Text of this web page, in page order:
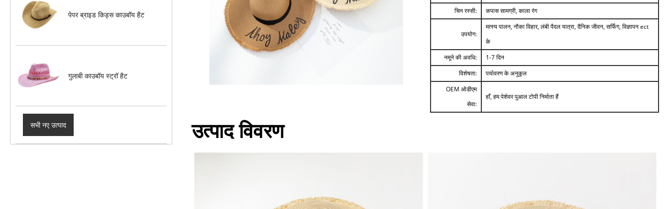
पेपर ब्राइड किड्स काउबॉय हैट
गुलाबी काउबॉय स्ट्रॉ हैट
सभी नए उत्पाद
चिन रस्सी:
कपास सामग्री, काला रंग
उपयोग:
मत्स्य पालन, नौका विहार, लंबी पैदल यात्रा, दैनिक जीवन, सर्फिंग, विज्ञापन ect
के
नमूने की अवधि:
1-7 दिन
विशेषता:
पर्यावरण के अनुकूल
OEM ओडीएम
सेवा:
हाँ, हम पेशेवर पुआल टोपी निर्माता हैं
उत्पाद विवरण